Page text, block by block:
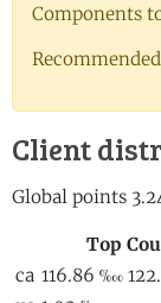
Components
Client